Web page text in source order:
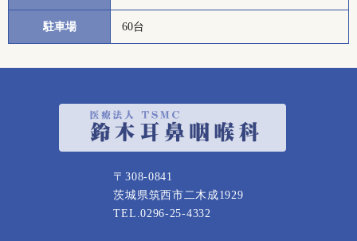
駐車場 60台
〒308-0841
茨城県筑西市二木成1929
TEL.0296-25-4332